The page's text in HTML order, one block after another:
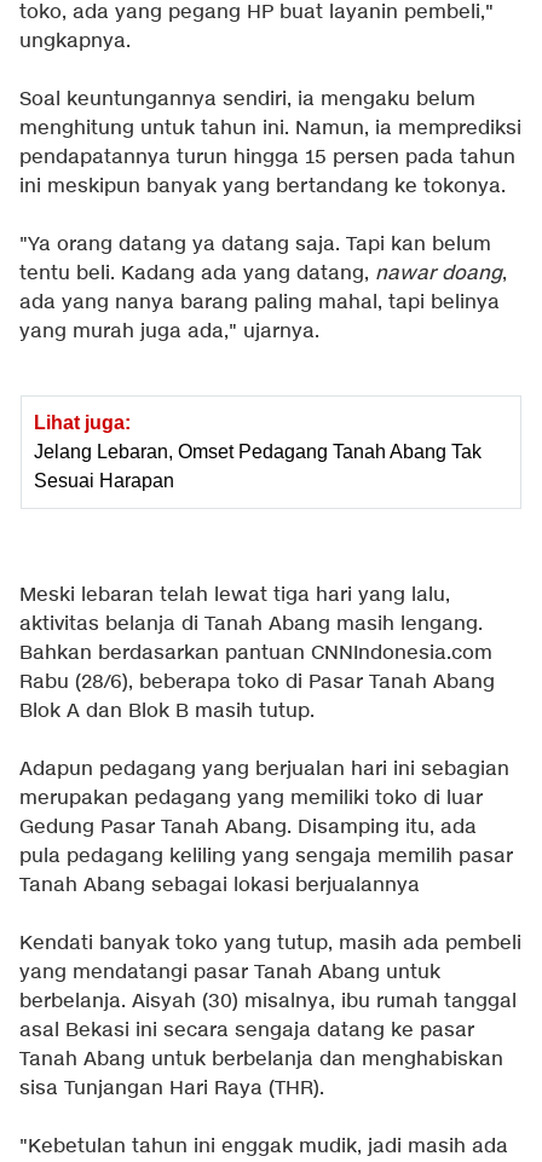
toko, ada yang pegang HP buat layanin pembeli,"
ungkapnya.
Soal keuntungannya sendiri, ia mengaku belum
menghitung untuk tahun ini. Namun, ia memprediksi
pendapatannya turun hingga 15 persen pada tahun
ini meskipun banyak yang bertandang ke tokonya.
"Ya orang datang ya datang saja. Tapi kan belum
tentu beli. Kadang ada yang datang, nawar doang,
ada yang nanya barang paling mahal, tapi belinya
yang murah juga ada," ujarnya.
Lihat juga:
Jelang Lebaran, Omset Pedagang Tanah Abang Tak
Sesuai Harapan
Meski lebaran telah lewat tiga hari yang lalu,
aktivitas belanja di Tanah Abang masih lengang.
Bahkan berdasarkan pantuan CNNIndonesia.com
Rabu (28/6), beberapa toko di Pasar Tanah Abang
Blok A dan Blok B masih tutup.
Adapun pedagang yang berjualan hari ini sebagian
merupakan pedagang yang memiliki toko di luar
Gedung Pasar Tanah Abang. Disamping itu, ada
pula pedagang keliling yang sengaja memilih pasar
Tanah Abang sebagai lokasi berjualannya
Kendati banyak toko yang tutup, masih ada pembeli
yang mendatangi pasar Tanah Abang untuk
berbelanja. Aisyah (30) misalnya, ibu rumah tanggal
asal Bekasi ini secara sengaja datang ke pasar
Tanah Abang untuk berbelanja dan menghabiskan
sisa Tunjangan Hari Raya (THR).
"Kebetulan tahun ini enggak mudik, jadi masih ada